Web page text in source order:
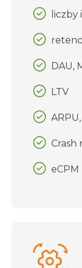
liczby
DAU,
LTV
Crash
eCPM